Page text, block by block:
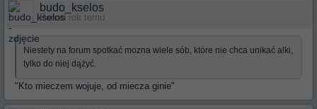
budo_kselos
Ponad rok temu
Niestety na forum spotkać mozna wiele sób, które nie chca unikać alki,
tylko do niej dążyć.
"Kto mieczem wojuje, od miecza ginie"